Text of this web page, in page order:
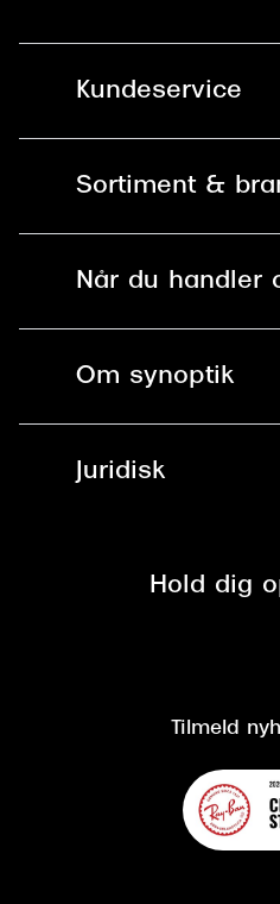
Kundeservice
Spørgsmål & svar
Brilleabonnement
Sortiment &
Brillerens
Når du handler
Spørgsmål &
Om synoptik
Juridisk
Cookiepolitik
Hold dig
Tilmeld